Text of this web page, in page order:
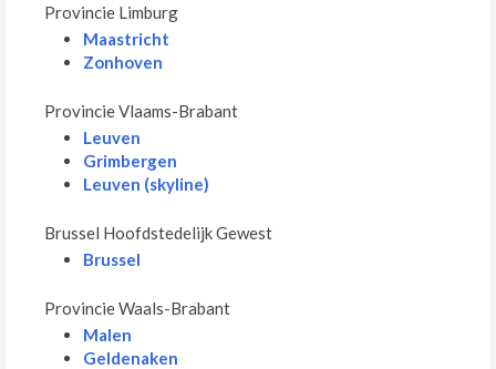
Provincie Limburg
Maastricht
Zonhoven
Provincie Vlaams-Brabant
Leuven
Grimbergen
Leuven (skyline)
Brussel Hoofdstedelijk Gewest
Brussel
Provincie Waals-Brabant
Malen
Geldenaken